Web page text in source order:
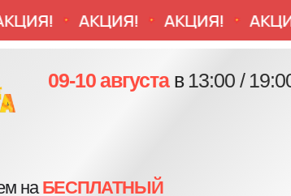
АКЦИЯ! АКЦИЯ! АКЦИЯ!
09-10 августав13:00 / 19:00 МСК